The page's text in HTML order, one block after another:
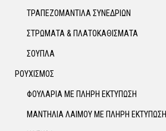
ΤΡΑΠΕΖΟΜΑΝΤΙΛΑ ΣΥΝΕΔΡΙΩΝ
ΣΤΡΩΜΑΤΑ & ΠΛΑΤΟΚΑΘΙΣΜΑΤΑ
ΣΟΥΠΛΑ
ΡΟΥΧΙΣΜΟΣ
ΦΟΥΛΑΡΙΑ ΜΕ ΠΛΗΡΗ ΕΚΤΥΠΩΣΗ
ΜΑΝΤΗΛΙΑ ΛΑΙΜΟΥ ΜΕ ΠΛΗΡΗ ΕΚΤΥΠΩΣΗ